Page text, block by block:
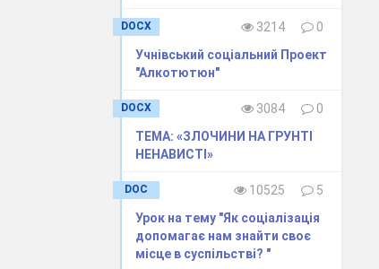
DOCX 3214
0
Учнівський соціальний Проект
"Алкотютюн"
DOCX 3084
0
ТЕМА: «ЗЛОЧИНИ НА ГРУНТІ
НЕНАВИСТІ»
DOC 10525
5
Урок на тему "Як соціалізація
допомагає нам знайти своє
місце в суспільстві? "